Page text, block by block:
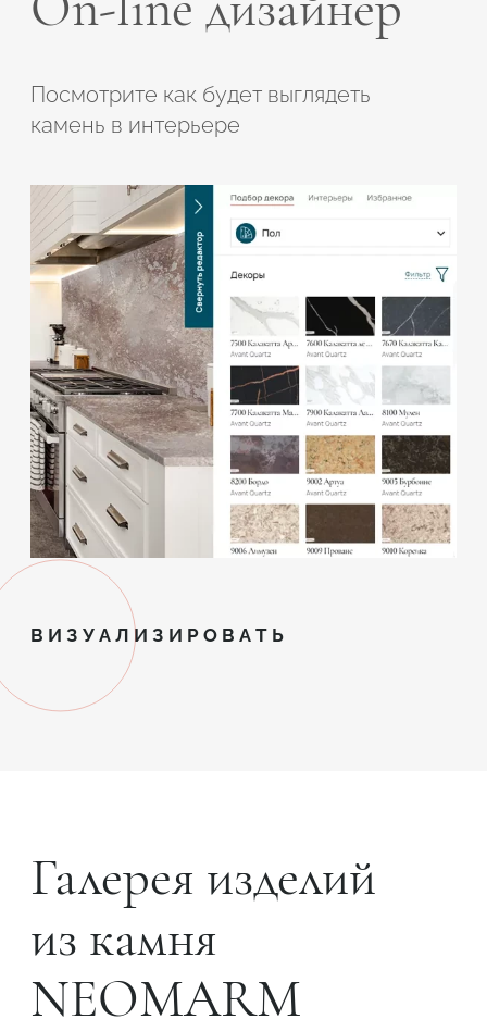
Посмотрите как будет выглядеть
камень в интерьере
ВИЗУАЛИЗИРОВАТЬ
Галерея изделий
из камня
NEOMARM